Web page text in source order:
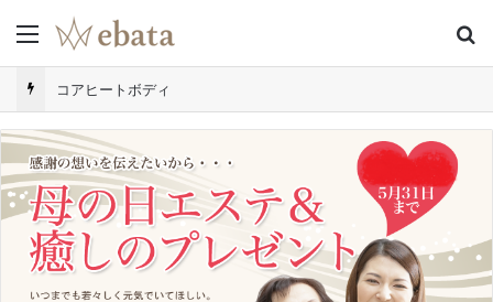
Menu
コアヒートボディ